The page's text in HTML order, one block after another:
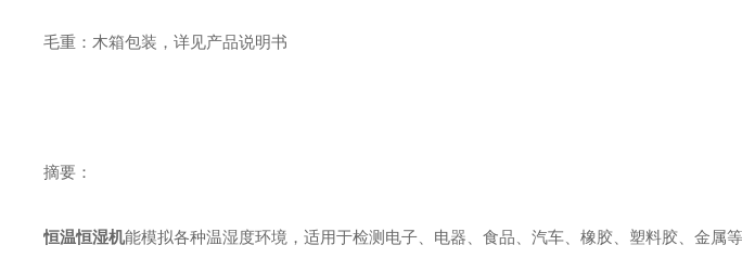
毛重：木箱包装，详见产品说明书
摘要：
恒温恒湿机能模拟各种温湿度环境，适用于检测电子、电器、食品、汽车、橡胶、塑料胶、金属